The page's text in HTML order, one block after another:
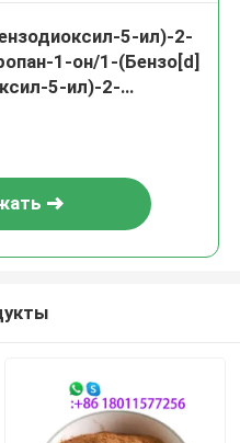
5-ил)-2-
1-он/1-(Бензо[d]
5-ил)-2-